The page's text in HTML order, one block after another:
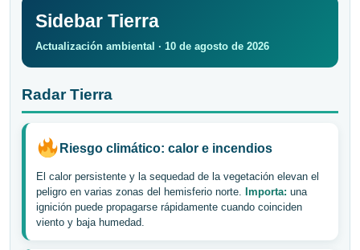
Sidebar Tierra
Actualización ambiental · 10 de agosto de 2026
Radar Tierra
Riesgo climático: calor e incendios
El calor persistente y la sequedad de la vegetación elevan el
peligro en varias zonas del hemisferio norte. Importa: una
ignición puede propagarse rápidamente cuando coinciden
viento y baja humedad.